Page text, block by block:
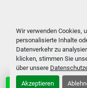
Wir verwenden Cookies,
personalisierte Inhalte
Datenverkehr zu
klicken, stimmen Sie
über unsere
Akzeptieren